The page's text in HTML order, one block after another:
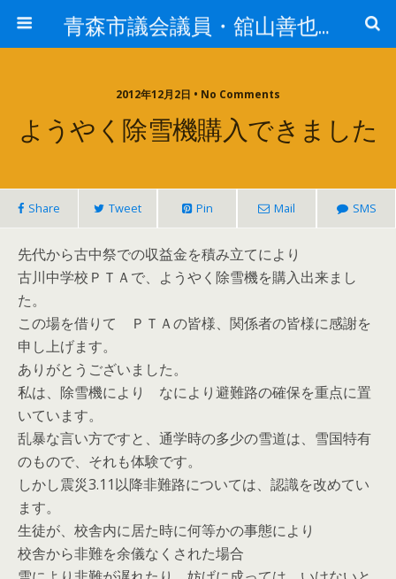
青森市議会議員・舘山善也（たてやまよしや）
2012年12月2日 • No Comments
ようやく除雪機購入できました
Share Tweet Pin Mail SMS
先代から古中祭での収益金を積み立てにより
古川中学校ＰＴＡで、ようやく除雪機を購入出来まし
た。
この場を借りて ＰＴＡの皆様、関係者の皆様に感謝を
申し上げます。
ありがとうございました。
私は、除雪機により なにより避難路の確保を重点に置
いています。
乱暴な言い方ですと、通学時の多少の雪道は、雪国特有
のもので、それも体験です。
しかし震災3.11以降非難路については、認識を改めてい
ます。
生徒が、校舎内に居た時に何等かの事態により
校舎から非難を余儀なくされた場合